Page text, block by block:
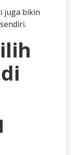
juga bikin